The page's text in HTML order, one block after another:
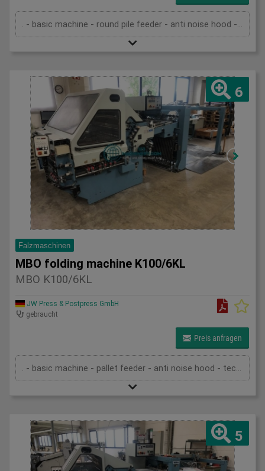
. - basic machine - round pile feeder - anti noise hood - 6 buckles - 2 knives - 1 side buckle - mobile folding knife VFZ 52 - SBP 46 delivery - pump - technical documentation
6
Falzmaschinen
MBO folding machine K100/6KL
MBO K100/6KL
JW Press & Postpress GmbH
gebraucht
Preis anfragen
. - basic machine - pallet feeder - anti noise hood - technical documentation
5